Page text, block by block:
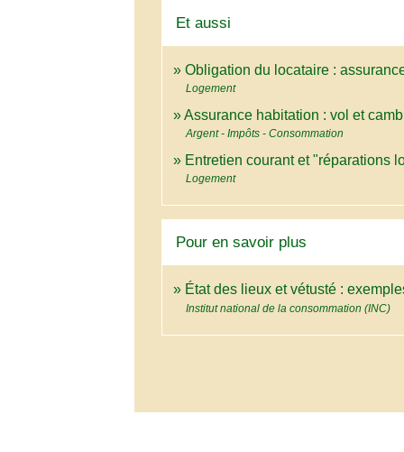
Et aussi
Obligation du locataire :
Logement
Assurance habitation : vol et
Argent - Impôts - Consommation
Entretien courant et "réparations
Logement
Pour en savoir plus
État des lieux et vétusté :
Institut national de la consommation (INC)